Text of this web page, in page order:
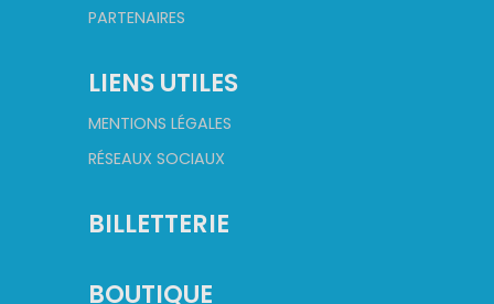
PARTENAIRES
LIENS UTILES
MENTIONS LÉGALES
RÉSEAUX SOCIAUX
BILLETTERIE
BOUTIQUE